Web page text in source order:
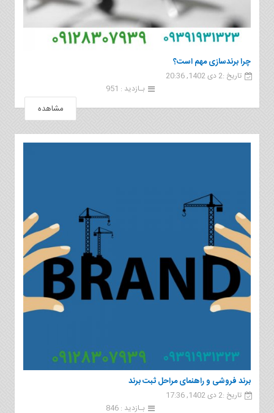
چرا برندسازی مهم است؟
تاریخ :2 دی 1402, 20:36
بـازدید : 951
مشاهده
برند فروشی و راهنمای مراحل ثبت برند
تاریخ :2 دی 1402, 17:36
بـازدید : 846